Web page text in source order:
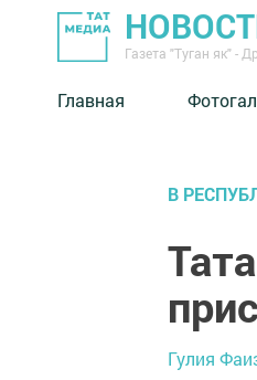
Газета "Туган як" -
Главная
В
Гулия